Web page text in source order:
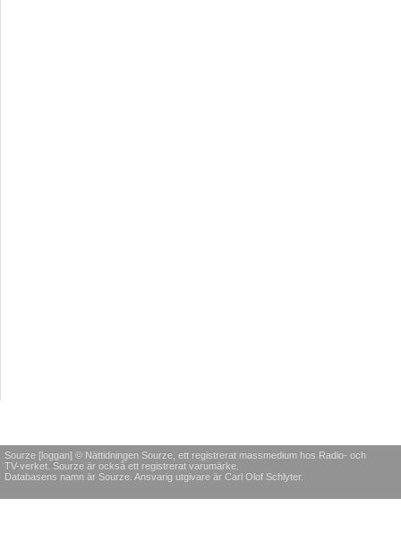
Sourze [loggan] © Nättidningen Sourze, ett registrerat massmedium hos Radio- och
TV-verket. Sourze är också ett registrerat varumärke.
Databasens namn är Sourze. Ansvarig utgivare är Carl Olof Schlyter.